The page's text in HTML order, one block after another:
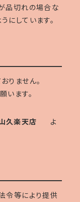
品切れの場合な
にしています。
りません。
います。
久楽天店
よ
令等により提供